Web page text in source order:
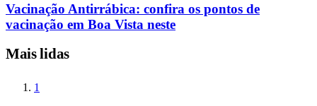
Vacinação Antirrábica: confira os pontos de
vacinação em Boa Vista neste
Mais lidas
1